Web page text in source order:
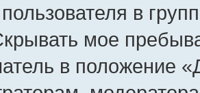
в
мое
в положение